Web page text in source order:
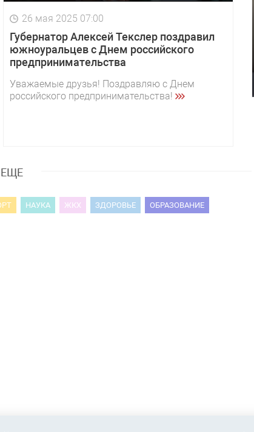
26 мая 2025 07:00
Губернатор Алексей Текслер поздравил
южноуральцев с Днем российского
предпринимательства
Уважаемые друзья! Поздравляю с Днем
российского предпринимательства!
ЕЩЕ
НАУКА ЖКХ ЗДОРОВЬЕ ОБРАЗОВАНИЕ